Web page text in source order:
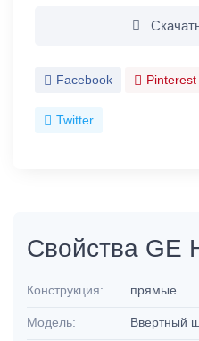
Facebook Pinterest
Twitter
Свойства GE
Конструкция: прямые
Модель: Ввертный